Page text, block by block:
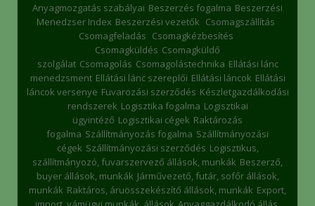
Anyagmozgatás szabályai Beszerzés fogalma Beszerzési
Menedzser Index Beszerzési vezetők Csomagszállítás
Csomagfeladás Csomagkézbesítés
Csomagküldés Csomagküldő
szolgálat Csomagolás Csomagolástechnika Ellátási lánc
menedzsment Ellátási lánc szereplői Ellátási láncok Ellátási
láncok versenye Fuvarozási szerződés Készletgazdálkodási
rendszerek Logisztika fogalma Logisztikai
ügyintéző Logisztikai cégek Raktározás
fogalma Szállítmányozás fogalma Szállítmányozási
cégek Szállítmányozási szerződés Logisztikus,
szállítmányozó, fuvarszervező állások, munkák Beszerző,
buyer állások, munkák Járművezető, futár, sofőr állások,
munkák Raktáros, áruösszekészítő állások, munkák Export,